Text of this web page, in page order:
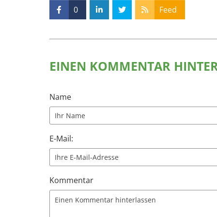
0 Feed
EINEN KOMMENTAR
Name
E-Mail:
Kommentar